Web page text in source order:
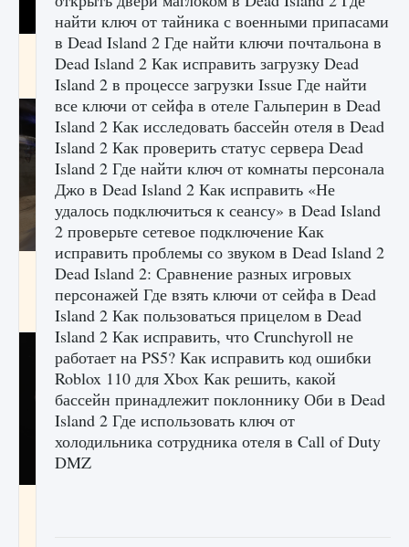
Как получить Thunder Egg в Stardew Valley
9 августа 2024 0 0
Как исправить неработающие награды For
Honor
9 августа 2024 1 205 0 0
найти ключ от тайника с военными припасами
в Dead Island 2 Где найти ключи почтальона в
Dead Island 2 Как исправить загрузку Dead
Island 2 в процессе загрузки Issue Где найти
все ключи от сейфа в отеле Гальперин в Dead
Island 2 Как исследовать бассейн отеля в Dead
Island 2 Как проверить статус сервера Dead
Island 2 Где найти ключ от комнаты персонала
Джо в Dead Island 2 Как исправить «Не
удалось подключиться к сеансу» в Dead Island
2 проверьте сетевое подключение Как
исправить проблемы со звуком в Dead Island 2
Dead Island 2: Сравнение разных игровых
персонажей Где взять ключи от сейфа в Dead
Island 2 Как пользоваться прицелом в Dead
Island 2 Как исправить, что Crunchyroll не
работает на PS5? Как исправить код ошибки
Roblox 110 для Xbox Как решить, какой
бассейн принадлежит поклоннику Оби в Dead
Island 2 Где использовать ключ от
холодильника сотрудника отеля в Call of Duty
DMZ